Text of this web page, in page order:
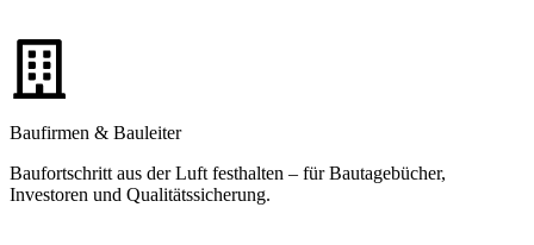
Baufirmen & Bauleiter
Baufortschritt aus der Luft festhalten – für Bautagebücher,
Investoren und Qualitätssicherung.